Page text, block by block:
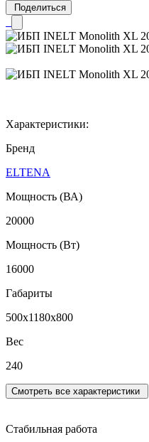
Поделиться
Характеристики:
Бренд
ELTENA
Мощность (ВА)
20000
Мощность (Вт)
16000
Габариты
500х1180х800
Вес
240
Смотреть все характеристики
Стабильная работа